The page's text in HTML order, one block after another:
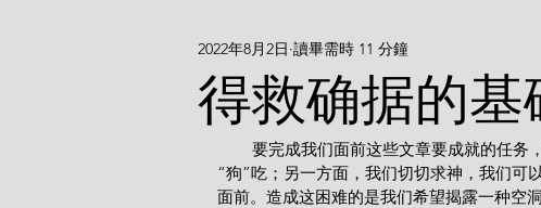
得救确据的基
2022年8月2日 讀畢需時 11 分鐘
“狗”吃；另一方面，我们切切求神，我们可
面前。造成这困难的是我们希望揭露一种空